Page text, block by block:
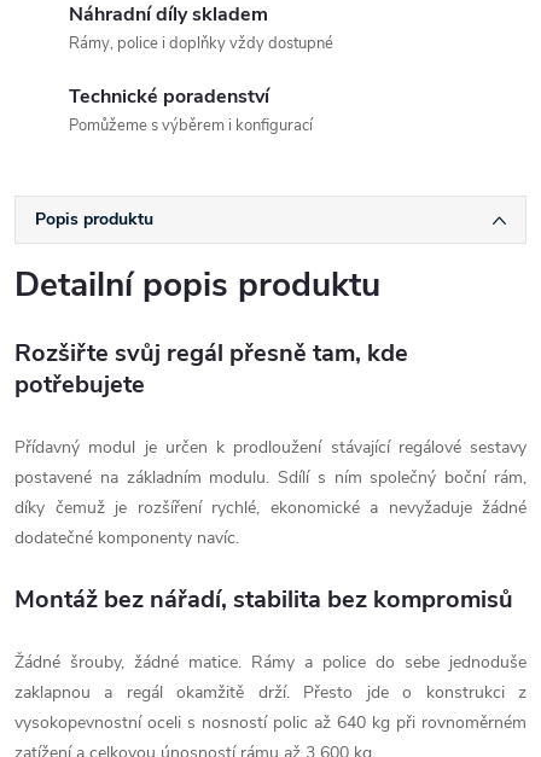
Náhradní díly skladem
Rámy, police i doplňky vždy dostupné
Technické poradenství
Pomůžeme s výběrem i konfigurací
Popis produktu
Detailní popis produktu
Rozšiřte svůj regál přesně tam, kde
potřebujete
Přídavný modul je určen k prodloužení stávající regálové sestavy
postavené na základním modulu. Sdílí s ním společný boční rám,
díky čemuž je rozšíření rychlé, ekonomické a nevyžaduje žádné
dodatečné komponenty navíc.
Montáž bez nářadí, stabilita bez kompromisů
Žádné šrouby, žádné matice. Rámy a police do sebe jednoduše
zaklapnou a regál okamžitě drží. Přesto jde o konstrukci z
vysokopevnostní oceli s nosností polic až 640 kg při rovnoměrném